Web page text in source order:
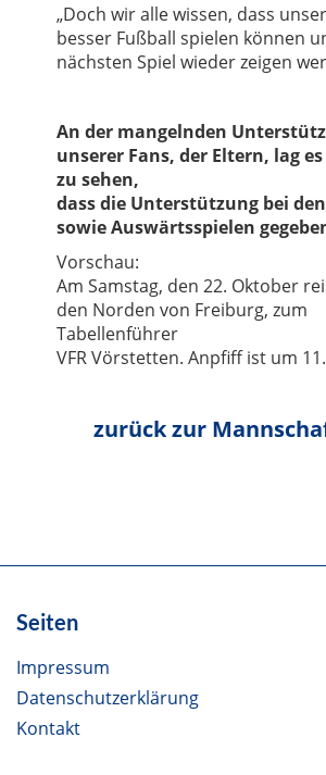
„Doch wir alle wissen, dass
besser Fußball spielen können
nächsten Spiel wieder zeigen
An der mangelnden
unserer Fans, der Eltern, lag
zu sehen,
dass die Unterstützung bei
sowie Auswärtsspielen
Vorschau:
Am Samstag, den 22. Oktober
den Norden von Freiburg, zum
Tabellenführer
VFR Vörstetten. Anpfiff ist um
Seiten
Impressum
Datenschutzerklärung
Kontakt